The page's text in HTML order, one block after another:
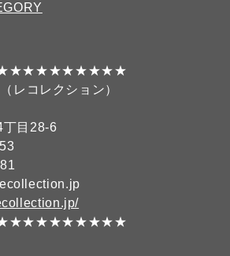
レコレクション）
丁目28-6